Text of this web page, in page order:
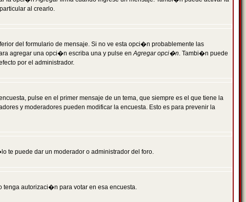
al crearlo.
del formulario de mensaje. Si no ve esta opci�n probablemente las
agregar una opci�n escriba una y pulse enAgregar opci�n. Tambi�n puede
por el administrador.
pulse en el primer mensaje de un tema, que siempre es el que tiene la
y moderadores pueden modificar la encuesta. Esto es para prevenir la
te puede dar un moderador o administrador del foro.
tenga autorizaci�n para votar en esa encuesta.